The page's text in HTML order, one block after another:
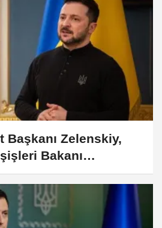
Başkanı Zelenskiy,
Bakanı